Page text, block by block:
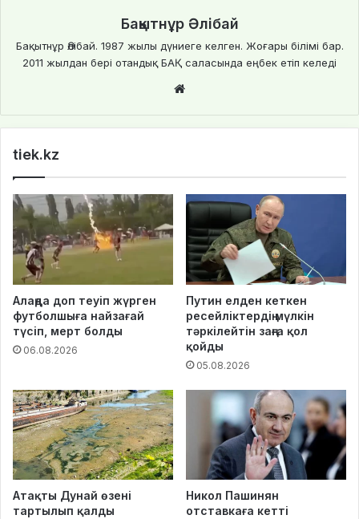
Бақытнұр Әлібай
Бақытнұр Әлібай. 1987 жылы дүниеге келген. Жоғары білімі бар.
2011 жылдан бері отандық БАҚ саласында еңбек етіп келеді
te
tiek.kz
Алаңда доп теуіп жүрген
футболшыға найзағай
түсіп, мерт болды
06.08.2026
Путин елден кеткен
ресейліктердің мүлкін
тәркілейтін заңға қол
қойды
05.08.2026
Атақты Дунай өзені
тартылып қалды
Никол Пашинян
отставкаға кетті